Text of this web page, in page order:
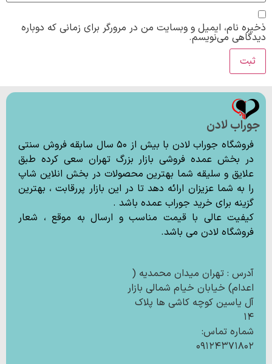
ذخیره نام، ایمیل و وبسایت من در مرورگر برای زمانی که دوباره
دیدگاهی می‌نویسم.
جوراب لادن
فروشگاه جوراب لادن با بیش از ۵۰ سال سابقه فروش سنتی
در بخش عمده فروشی بازار بزرگ تهران سعی کرده طبق
علایق و سلیقه شما بهترین محصولات در بخش انلاین شاپ
را به شما عزیزان ارائه دهد تا در این بازار پررقابت ، بهترین
گزینه برای خرید جوراب عمده باشد .
کیفیت عالی با قیمت مناسب و ارسال به موقع ، شعار
فروشگاه لادن می باشد.
آدرس : تهران میدان محمدیه (
اعدام) خیابان خیام شمالی بازار
آل یاسین کوچه کاشی ها پلاک
۱۴
شماره تماس:
۰۹۱۲۴۳۷۱۸۰۲